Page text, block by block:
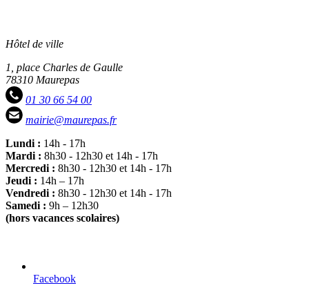
Hôtel de ville
1, place Charles de Gaulle
78310 Maurepas
01 30 66 54 00
mairie@maurepas.fr
Lundi : 14h - 17h
Mardi : 8h30 - 12h30 et 14h - 17h
Mercredi : 8h30 - 12h30 et 14h - 17h
Jeudi : 14h – 17h
Vendredi : 8h30 - 12h30 et 14h - 17h
Samedi : 9h – 12h30
(hors vacances scolaires)
Facebook